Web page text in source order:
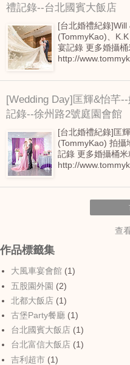
禮記錄--台北國賓大飯店
[台北婚禮紀錄
(TommyKao)、
宴記錄 更多婚攝桶
http://
[Wedding Day]匡輝&怡芊
記錄--徐州路2號庭園會館
[台北婚禮紀錄]匡
(TommyKao) 拍攝
記錄 更多婚攝桶米
http://
查
作品標籤集
大風車宴會館 (1)
五股園外園 (2)
北都大飯店 (1)
古堡Party餐廳 (1)
台北國賓大飯店 (1)
台北富信大飯店 (1)
吉利超市 (1)